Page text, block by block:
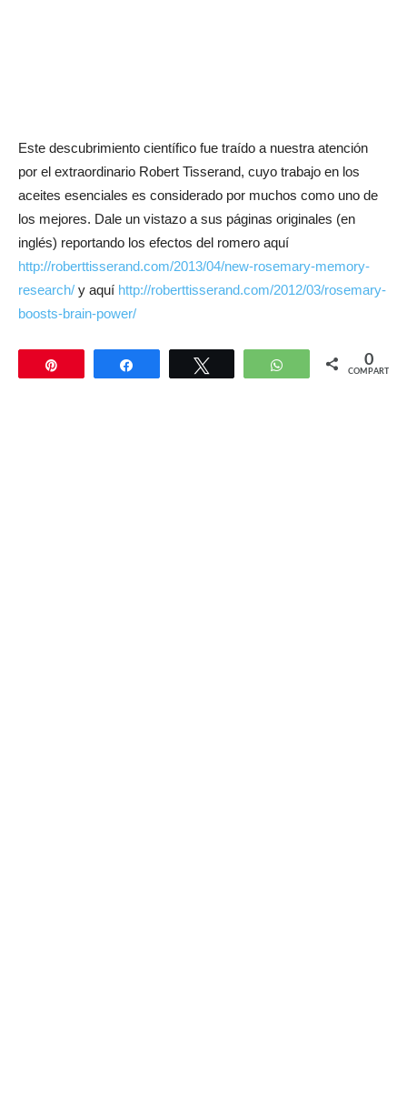
Este descubrimiento científico fue traído a nuestra atención
por el extraordinario Robert Tisserand, cuyo trabajo en los
aceites esenciales es considerado por muchos como uno de
los mejores. Dale un vistazo a sus páginas originales (en
inglés) reportando los efectos del romero aquí
http://roberttisserand.com/2013/04/new-rosemary-memory-
research/ y aquí http://roberttisserand.com/2012/03/rosemary-
boosts-brain-power/
Compartir WhatsApp 0
COMPARTIR